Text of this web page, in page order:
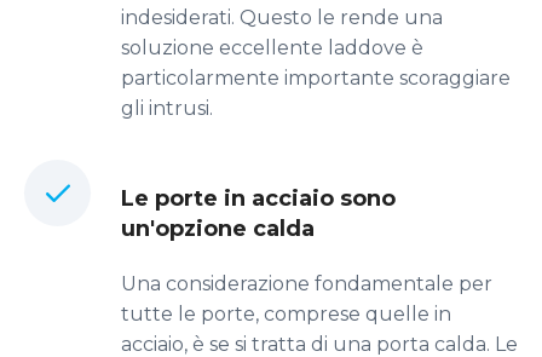
indesiderati. Questo le rende una
soluzione eccellente laddove è
particolarmente importante scoraggiare
gli intrusi.
Le porte in acciaio sono
un'opzione calda
Una considerazione fondamentale per
tutte le porte, comprese quelle in
acciaio, è se si tratta di una porta calda. Le